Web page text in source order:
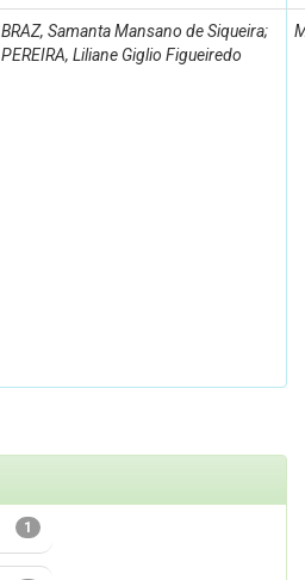
BRAZ, Samanta Mansano de Siqueira;
PEREIRA, Liliane Giglio Figueiredo
1